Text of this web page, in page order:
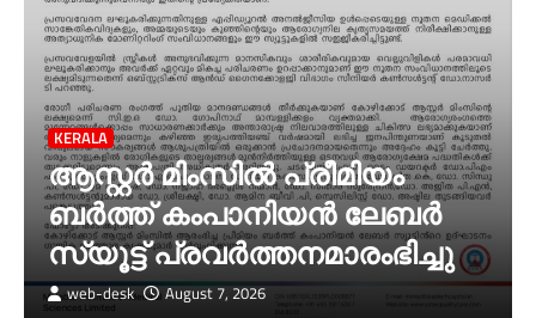
KERALA
ആസ്റ്റർ മിംസിൽ പ്രീമിയം
ബർത്ത് കംപാനിയൻ ലേബർ
സ്യൂട്ട് പ്രവർത്തനമാരംഭിച്ചു
web-desk August 7, 2026